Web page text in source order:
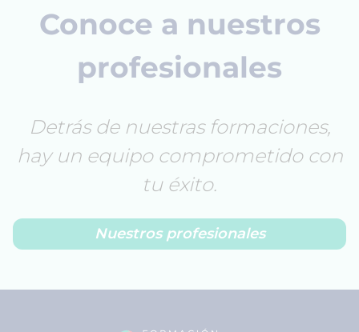
Conoce a nuestros
profesionales
Detrás de nuestras formaciones,
hay un equipo comprometido con
tu éxito.
Nuestros profesionales